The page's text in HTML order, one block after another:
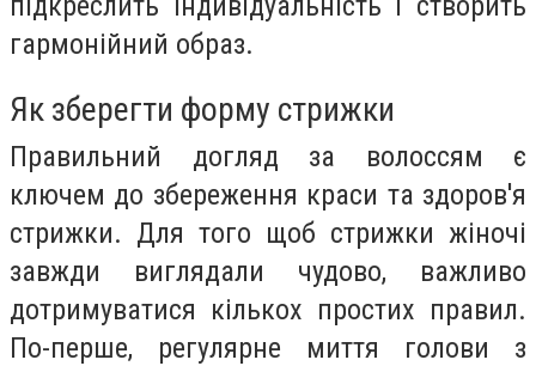
гармонійний образ.
Як зберегти форму стрижки
Правильний догляд за волоссям є
ключем до збереження краси та здоров'я
стрижки. Для того щоб стрижки жіночі
завжди виглядали чудово, важливо
дотримуватися кількох простих правил.
По-перше, регулярне миття голови з